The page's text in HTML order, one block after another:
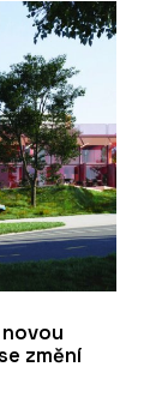
změní